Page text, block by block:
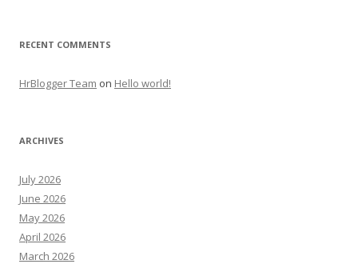
RECENT COMMENTS
HrBlogger Team on Hello world!
ARCHIVES
July 2026
June 2026
May 2026
April 2026
March 2026